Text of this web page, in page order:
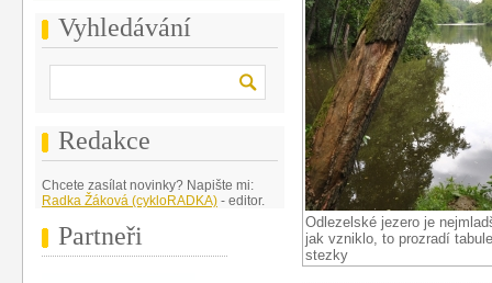
Vyhledávání
Redakce
Chcete zasílat novinky? Napište mi:
Radka Žáková (cykloRADKA) - editor.
Partneři
Odlezelské jezero je
jak vzniklo, to prozradí
stezky